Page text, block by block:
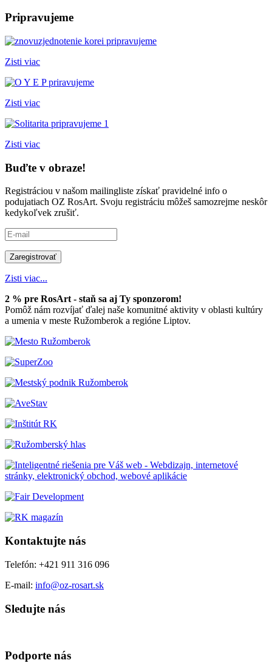
Pripravujeme
Zisti viac
Zisti viac
Zisti viac
Buďte v obraze!
Registráciou v našom mailingliste získať pravidelné info o
podujatiach OZ RosArt. Svoju registráciu môžeš samozrejme neskôr
kedykoľvek zrušiť.
Zisti viac...
2 % pre RosArt - staň sa aj Ty sponzorom!
Pomôž nám rozvíjať ďalej naše komunitné aktivity v oblasti kultúry
a umenia v meste Ružomberok a regióne Liptov.
Kontaktujte nás
Telefón: +421 911 316 096
E-mail: info@oz-rosart.sk
Sledujte nás
Podporte nás